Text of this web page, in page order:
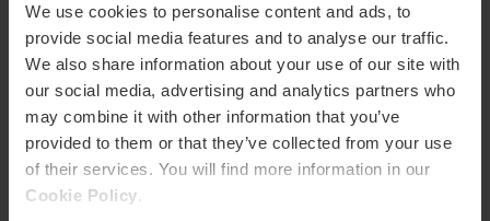
We use cookies to personalise content and ads, to
provide social media features and to analyse our traffic.
We also share information about your use of our site with
our social media, advertising and analytics partners who
may combine it with other information that you’ve
provided to them or that they’ve collected from your use
of their services. You will find more information in our
Cookie Policy
Centro Commerciale